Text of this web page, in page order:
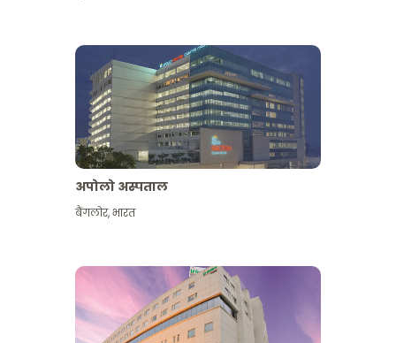
अपोलो अस्पताल
बैंगलोर,भारत